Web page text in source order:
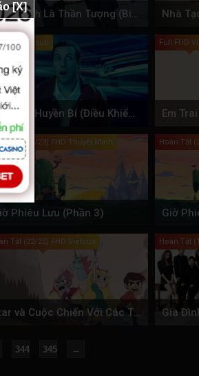
Sếp Chính Là Thần Tượng (Bias tôi, sếp của tôi)
FHD Vietsub
Cú Click Huyền Bí (Điều Khiển Kỳ Diệu)
Full FHD
Em Trai
Tất (23/23) FHD Thuyết Minh
Phiêu Lưu (Phần 3)
Hoàn Tất
Giờ
Tất (22/22) FHD Vietsub Hoàn Tất
Gia
344 345 →
[X]